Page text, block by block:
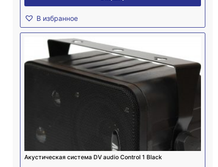
В избранное
Акустическая система DV audio Control 1 Black